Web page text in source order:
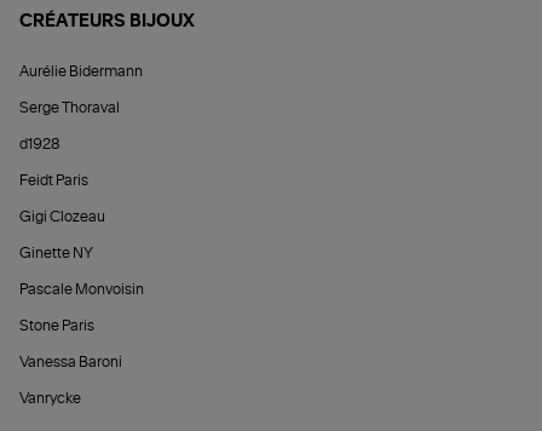
CRÉATEURS BIJOUX
Aurélie Bidermann
Serge Thoraval
d1928
Feidt Paris
Gigi Clozeau
Ginette NY
Pascale Monvoisin
Stone Paris
Vanessa Baroni
Vanrycke